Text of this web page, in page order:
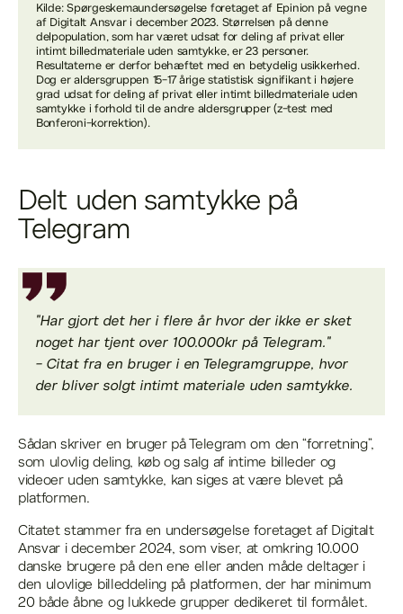
Kilde: Spørgeskemaundersøgelse foretaget af Epinion på vegne
af Digitalt Ansvar i december 2023. Størrelsen på denne
delpopulation, som har været udsat for deling af privat eller
intimt billedmateriale uden samtykke, er 23 personer.
Resultaterne er derfor behæftet med en betydelig usikkerhed.
Dog er aldersgruppen 15-17 årige statistisk signifikant i højere
grad udsat for deling af privat eller intimt billedmateriale uden
samtykke i forhold til de andre aldersgrupper (z-test med
Bonferoni-korrektion).
Delt uden samtykke på
Telegram
"Har gjort det her i flere år hvor der ikke er sket
noget har tjent over 100.000kr på Telegram."
- Citat fra en bruger i en Telegramgruppe, hvor
der bliver solgt intimt materiale uden samtykke.
Sådan skriver en bruger på Telegram om den “forretning”,
som ulovlig deling, køb og salg af intime billeder og
videoer uden samtykke, kan siges at være blevet på
platformen.
Citatet stammer fra en undersøgelse foretaget af Digitalt
Ansvar i december 2024, som viser, at omkring 10.000
danske brugere på den ene eller anden måde deltager i
den ulovlige billeddeling på platformen, der har minimum
20 både åbne og lukkede grupper dedikeret til formålet.